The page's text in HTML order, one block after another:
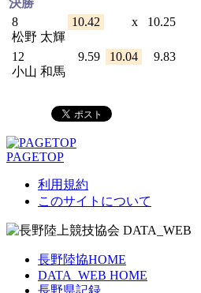
8
松野 太輝
10.42 x 10.25
12
小山 和馬
9.59 10.04 9.83
PAGETOP
利用規約
このサイトについて
長野陸協HOME
DATA_WEB HOME
長野県記録